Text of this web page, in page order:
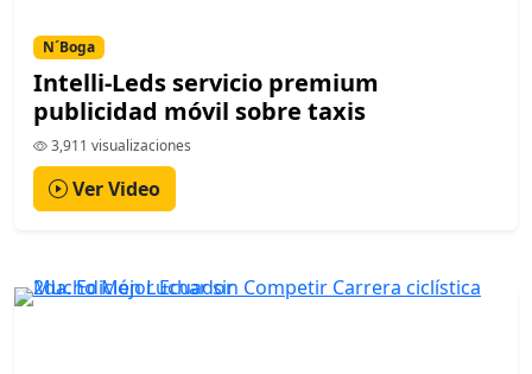
N´Boga
Intelli-Leds servicio premium
publicidad móvil sobre taxis
3,911 visualizaciones
Ver Video